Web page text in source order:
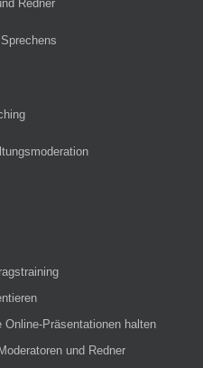
Redner
Online-Präsentationen halten
und Redner